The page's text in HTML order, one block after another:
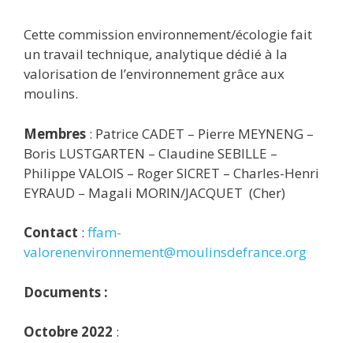
Cette commission environnement/écologie fait
un travail technique, analytique dédié à la
valorisation de l’environnement grâce aux
moulins.
Membres : Patrice CADET – Pierre MEYNENG –
Boris LUSTGARTEN – Claudine SEBILLE –
Philippe VALOIS – Roger SICRET – Charles-Henri
EYRAUD – Magali MORIN/JACQUET (Cher)
Contact : ffam-
valorenenvironnement@moulinsdefrance.org
Documents :
Octobre 2022 :